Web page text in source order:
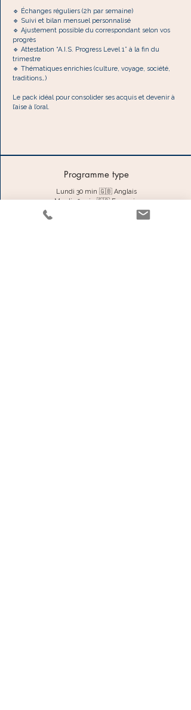
🔹 Échanges réguliers (2h par semaine)
🔹 Suivi et bilan mensuel personnalisé
🔹 Ajustement possible du correspondant selon vos
progrès
🔹 Attestation “A.I.S. Progress Level 1” à la fin du
trimestre
🔹 Thématiques enrichies (culture, voyage, société,
traditions…)
Le pack idéal pour consolider ses acquis et devenir à
l’aise à l’oral.
Programme type
Lundi 30 min 🇬🇧 Anglais
Mardi 30 min 🇫🇷 Français
Vendredi 30 min 🇫🇷 Français